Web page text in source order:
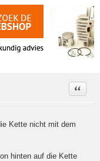
Citeer
Kette nicht mit dem
hinten auf die Kette